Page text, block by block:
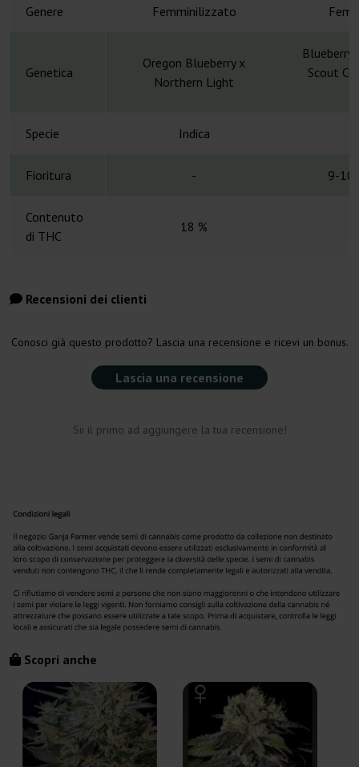
Genere Femminilizzato
Genetica
Oregon Blueberry x
Northern Light
Blueberry
Scout
Specie Indica
Fioritura - 9-10
Contenuto
di THC
18 %
Recensioni dei clienti
Conosci già questo prodotto? Lascia una recensione e ricevi un bonus.
Lascia una recensione
Sii il primo ad aggiungere la tua recensione!
Scopri anche